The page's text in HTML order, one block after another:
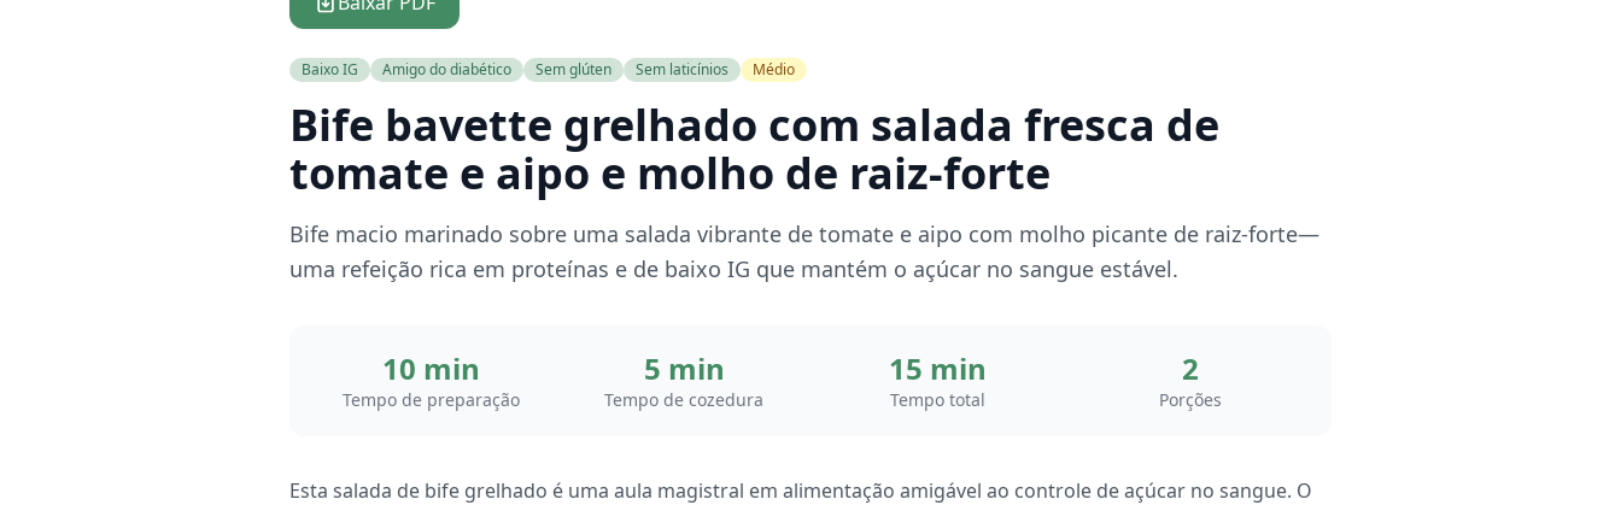
Baixo IG Amigo do diabético Sem glúten Sem laticínios Médio
Bife bavette grelhado com salada fresca de
tomate e aipo e molho de raiz-forte
Bife macio marinado sobre uma salada vibrante de tomate e aipo com molho picante de raiz-forte—
uma refeição rica em proteínas e de baixo IG que mantém o açúcar no sangue estável.
10 min
Tempo de preparação
5 min
Tempo de cozedura
15 min
Tempo total
2
Porções
Esta salada de bife grelhado é uma aula magistral em alimentação amigável ao controle de açúcar no sangue. O